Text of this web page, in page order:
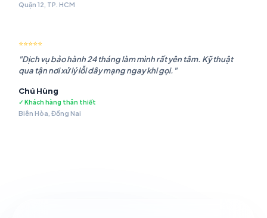
Quận 12, TP. HCM
⭐⭐⭐⭐⭐
"Dịch vụ bảo hành 24 tháng làm mình rất yên tâm. Kỹ thuật
qua tận nơi xử lý lỗi dây mạng ngay khi gọi."
Chú Hùng
✓ Khách hàng thân thiết
Biên Hòa, Đồng Nai